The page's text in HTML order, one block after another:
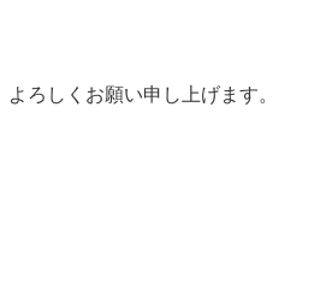
ろしくお願い申し上げます。